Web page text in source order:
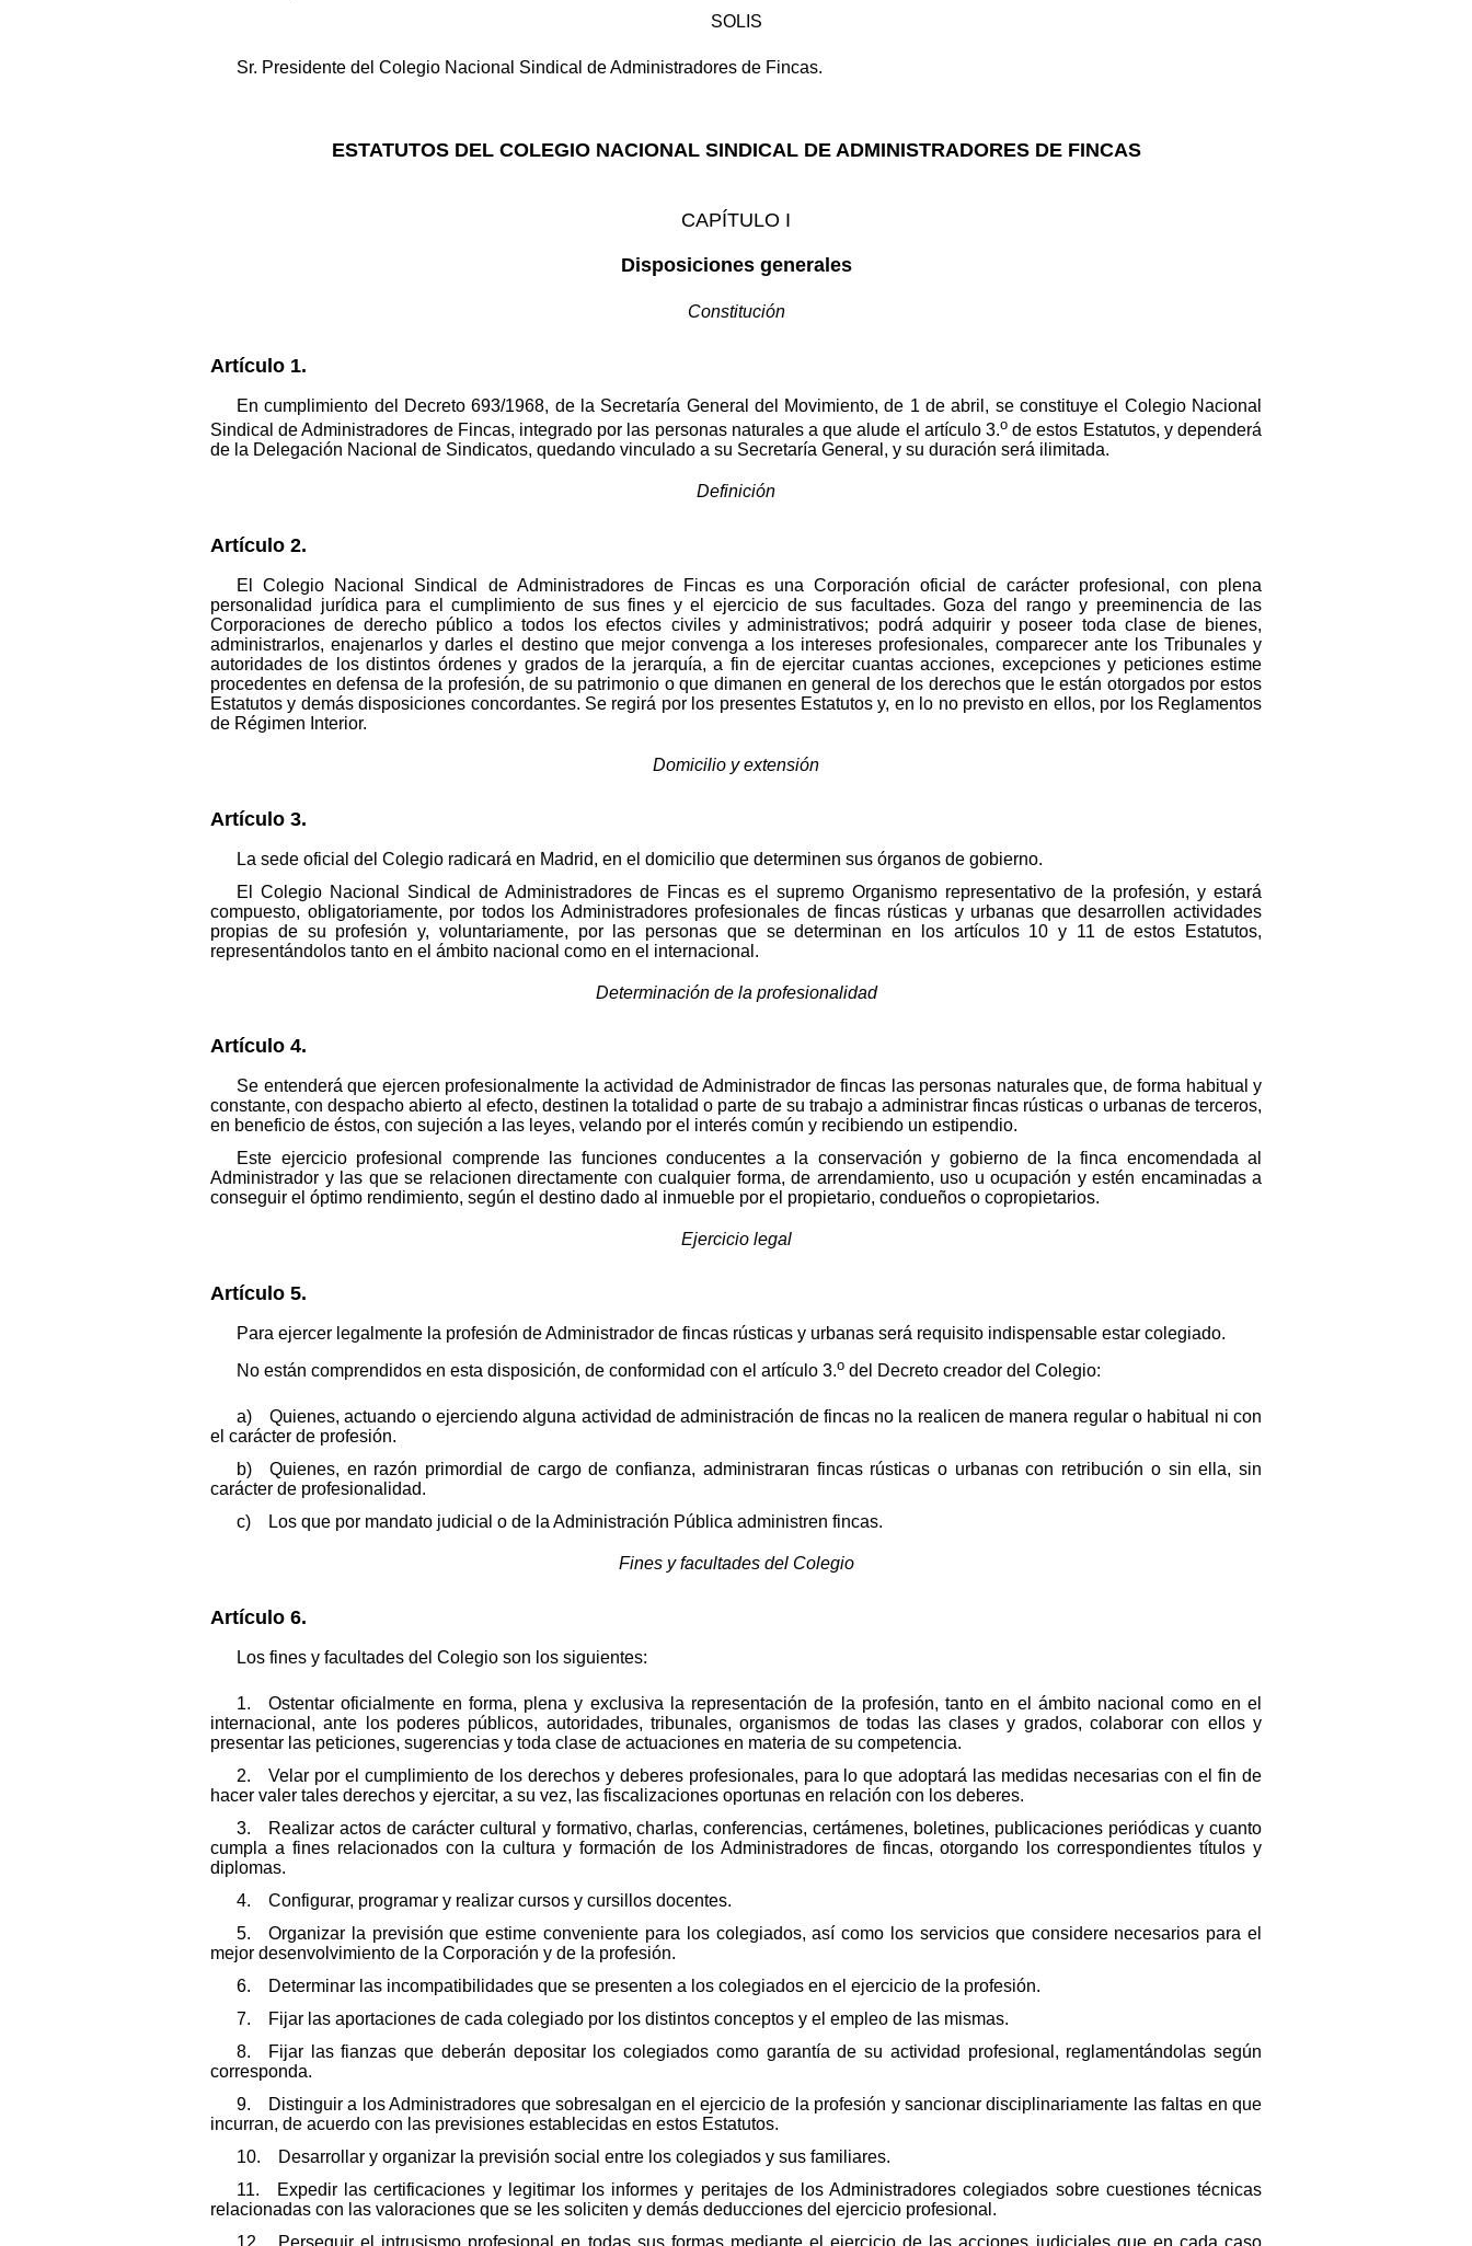
SOLIS
Sr. Presidente del Colegio Nacional Sindical de Administradores de Fincas.
ESTATUTOS DEL COLEGIO NACIONAL SINDICAL DE ADMINISTRADORES DE FINCAS
CAPÍTULO I
Disposiciones generales
Constitución
Artículo 1.
En cumplimiento del Decreto 693/1968, de la Secretaría General del Movimiento, de 1 de abril, se constituye el Colegio Nacional
Sindical de Administradores de Fincas, integrado por las personas naturales a que alude el artículo 3.o de estos Estatutos, y dependerá
de la Delegación Nacional de Sindicatos, quedando vinculado a su Secretaría General, y su duración será ilimitada.
Definición
Artículo 2.
El Colegio Nacional Sindical de Administradores de Fincas es una Corporación oficial de carácter profesional, con plena
personalidad jurídica para el cumplimiento de sus fines y el ejercicio de sus facultades. Goza del rango y preeminencia de las
Corporaciones de derecho público a todos los efectos civiles y administrativos; podrá adquirir y poseer toda clase de bienes,
administrarlos, enajenarlos y darles el destino que mejor convenga a los intereses profesionales, comparecer ante los Tribunales y
autoridades de los distintos órdenes y grados de la jerarquía, a fin de ejercitar cuantas acciones, excepciones y peticiones estime
procedentes en defensa de la profesión, de su patrimonio o que dimanen en general de los derechos que le están otorgados por estos
Estatutos y demás disposiciones concordantes. Se regirá por los presentes Estatutos y, en lo no previsto en ellos, por los Reglamentos
de Régimen Interior.
Domicilio y extensión
Artículo 3.
La sede oficial del Colegio radicará en Madrid, en el domicilio que determinen sus órganos de gobierno.
El Colegio Nacional Sindical de Administradores de Fincas es el supremo Organismo representativo de la profesión, y estará
compuesto, obligatoriamente, por todos los Administradores profesionales de fincas rústicas y urbanas que desarrollen actividades
propias de su profesión y, voluntariamente, por las personas que se determinan en los artículos 10 y 11 de estos Estatutos,
representándolos tanto en el ámbito nacional como en el internacional.
Determinación de la profesionalidad
Artículo 4.
Se entenderá que ejercen profesionalmente la actividad de Administrador de fincas las personas naturales que, de forma habitual y
constante, con despacho abierto al efecto, destinen la totalidad o parte de su trabajo a administrar fincas rústicas o urbanas de terceros,
en beneficio de éstos, con sujeción a las leyes, velando por el interés común y recibiendo un estipendio.
Este ejercicio profesional comprende las funciones conducentes a la conservación y gobierno de la finca encomendada al
Administrador y las que se relacionen directamente con cualquier forma, de arrendamiento, uso u ocupación y estén encaminadas a
conseguir el óptimo rendimiento, según el destino dado al inmueble por el propietario, condueños o copropietarios.
Ejercicio legal
Artículo 5.
Para ejercer legalmente la profesión de Administrador de fincas rústicas y urbanas será requisito indispensable estar colegiado.
No están comprendidos en esta disposición, de conformidad con el artículo 3.o del Decreto creador del Colegio:
a) Quienes, actuando o ejerciendo alguna actividad de administración de fincas no la realicen de manera regular o habitual ni con
el carácter de profesión.
b) Quienes, en razón primordial de cargo de confianza, administraran fincas rústicas o urbanas con retribución o sin ella, sin
carácter de profesionalidad.
c) Los que por mandato judicial o de la Administración Pública administren fincas.
Fines y facultades del Colegio
Artículo 6.
Los fines y facultades del Colegio son los siguientes:
1. Ostentar oficialmente en forma, plena y exclusiva la representación de la profesión, tanto en el ámbito nacional como en el
internacional, ante los poderes públicos, autoridades, tribunales, organismos de todas las clases y grados, colaborar con ellos y
presentar las peticiones, sugerencias y toda clase de actuaciones en materia de su competencia.
2. Velar por el cumplimiento de los derechos y deberes profesionales, para lo que adoptará las medidas necesarias con el fin de
hacer valer tales derechos y ejercitar, a su vez, las fiscalizaciones oportunas en relación con los deberes.
3. Realizar actos de carácter cultural y formativo, charlas, conferencias, certámenes, boletines, publicaciones periódicas y cuanto
cumpla a fines relacionados con la cultura y formación de los Administradores de fincas, otorgando los correspondientes títulos y
diplomas.
4. Configurar, programar y realizar cursos y cursillos docentes.
5. Organizar la previsión que estime conveniente para los colegiados, así como los servicios que considere necesarios para el
mejor desenvolvimiento de la Corporación y de la profesión.
6. Determinar las incompatibilidades que se presenten a los colegiados en el ejercicio de la profesión.
7. Fijar las aportaciones de cada colegiado por los distintos conceptos y el empleo de las mismas.
8. Fijar las fianzas que deberán depositar los colegiados como garantía de su actividad profesional, reglamentándolas según
corresponda.
9. Distinguir a los Administradores que sobresalgan en el ejercicio de la profesión y sancionar disciplinariamente las faltas en que
incurran, de acuerdo con las previsiones establecidas en estos Estatutos.
10. Desarrollar y organizar la previsión social entre los colegiados y sus familiares.
11. Expedir las certificaciones y legitimar los informes y peritajes de los Administradores colegiados sobre cuestiones técnicas
relacionadas con las valoraciones que se les soliciten y demás deducciones del ejercicio profesional.
12. Perseguir el intrusismo profesional en todas sus formas mediante el ejercicio de las acciones judiciales que en cada caso